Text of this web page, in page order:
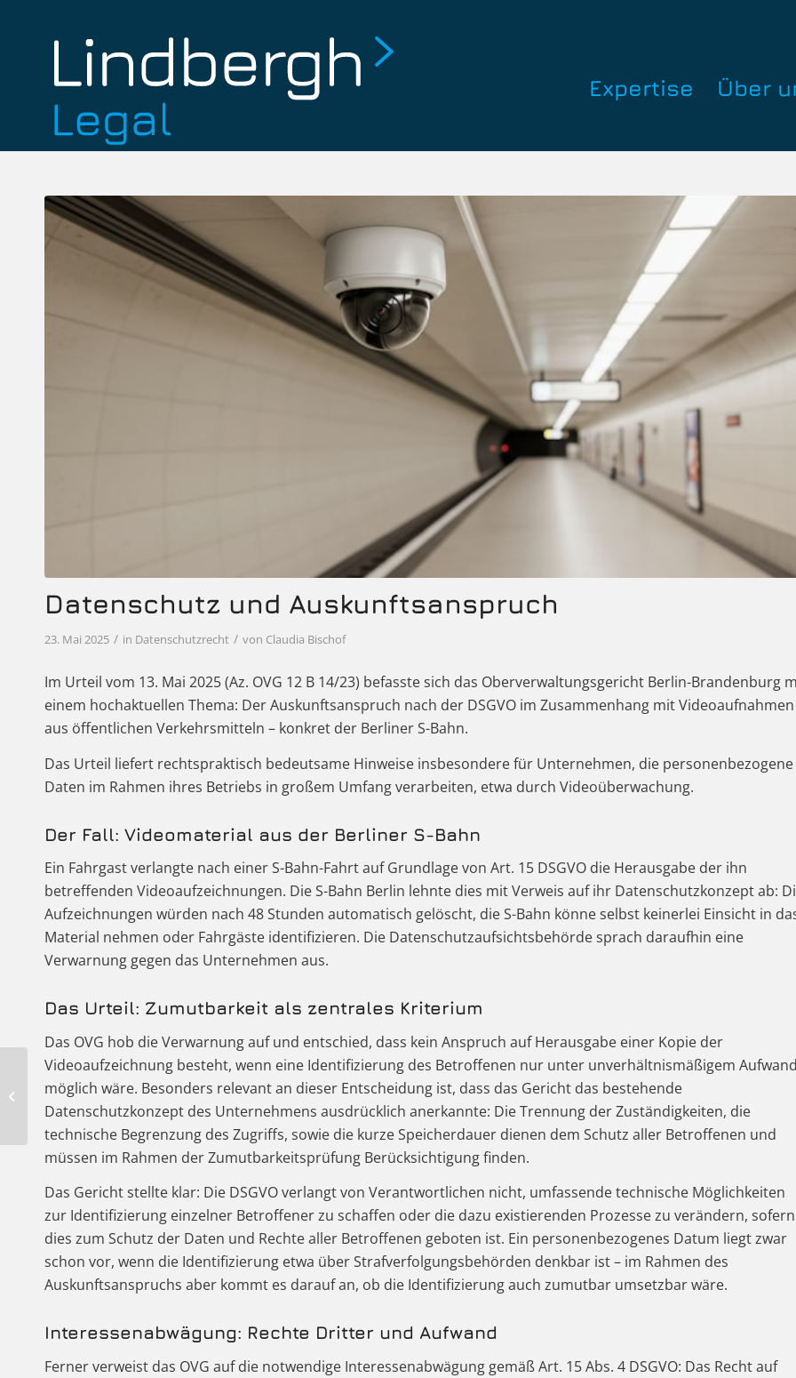
Expertise Über
Datenschutz und Auskunftsanspruch
23. Mai 2025 / in Datenschutzrecht / von Claudia Bischof
Im Urteil vom 13. Mai 2025 (Az. OVG 12 B 14/23) befasste sich das Oberverwaltungsgericht Berlin-Brandenburg
einem hochaktuellen Thema: Der Auskunftsanspruch nach der DSGVO im Zusammenhang mit Videoaufnahmen
aus öffentlichen Verkehrsmitteln – konkret der Berliner S-Bahn.
Das Urteil liefert rechtspraktisch bedeutsame Hinweise insbesondere für Unternehmen, die personenbezogene
Daten im Rahmen ihres Betriebs in großem Umfang verarbeiten, etwa durch Videoüberwachung.
Der Fall: Videomaterial aus der Berliner S-Bahn
Ein Fahrgast verlangte nach einer S-Bahn-Fahrt auf Grundlage von Art. 15 DSGVO die Herausgabe der ihn
betreffenden Videoaufzeichnungen. Die S-Bahn Berlin lehnte dies mit Verweis auf ihr Datenschutzkonzept ab:
Aufzeichnungen würden nach 48 Stunden automatisch gelöscht, die S-Bahn könne selbst keinerlei Einsicht in
Material nehmen oder Fahrgäste identifizieren. Die Datenschutzaufsichtsbehörde sprach daraufhin eine
Verwarnung gegen das Unternehmen aus.
Das Urteil: Zumutbarkeit als zentrales Kriterium
Das OVG hob die Verwarnung auf und entschied, dass kein Anspruch auf Herausgabe einer Kopie der
Videoaufzeichnung besteht, wenn eine Identifizierung des Betroffenen nur unter unverhältnismäßigem
möglich wäre. Besonders relevant an dieser Entscheidung ist, dass das Gericht das bestehende
Datenschutzkonzept des Unternehmens ausdrücklich anerkannte: Die Trennung der Zuständigkeiten, die
technische Begrenzung des Zugriffs, sowie die kurze Speicherdauer dienen dem Schutz aller Betroffenen und
müssen im Rahmen der Zumutbarkeitsprüfung Berücksichtigung finden.
Das Gericht stellte klar: Die DSGVO verlangt von Verantwortlichen nicht, umfassende technische Möglichkeiten
zur Identifizierung einzelner Betroffener zu schaffen oder die dazu existierenden Prozesse zu verändern, sofern
dies zum Schutz der Daten und Rechte aller Betroffenen geboten ist. Ein personenbezogenes Datum liegt zwar
schon vor, wenn die Identifizierung etwa über Strafverfolgungsbehörden denkbar ist – im Rahmen des
Auskunftsanspruchs aber kommt es darauf an, ob die Identifizierung auch zumutbar umsetzbar wäre.
Interessen­abwägung: Rechte Dritter und Aufwand
Ferner verweist das OVG auf die notwendige Interessenabwägung gemäß Art. 15 Abs. 4 DSGVO: Das Recht auf
Was sich für
Unternehmen ändert